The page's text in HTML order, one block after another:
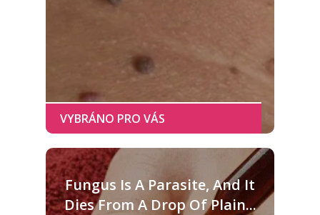
Fungus Is A Parasite, And It
Dies From A Drop Of Plain...